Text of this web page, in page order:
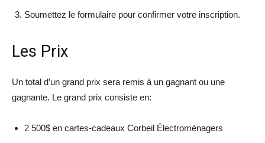
Soumettez le formulaire pour confirmer votre inscription.
Les Prix
Un total d’un grand prix sera remis à un gagnant ou une
gagnante. Le grand prix consiste en:
2 500$ en cartes-cadeaux Corbeil Électroménagers